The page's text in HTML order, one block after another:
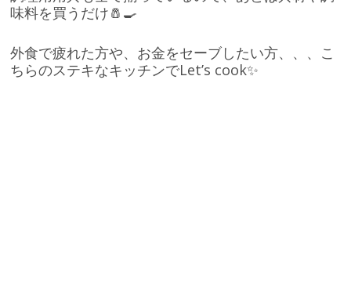
味料を買うだけ🧂🍳
外食で疲れた方や、お金をセーブしたい方、、、こ
ちらのステキなキッチンでLet’s cook✨